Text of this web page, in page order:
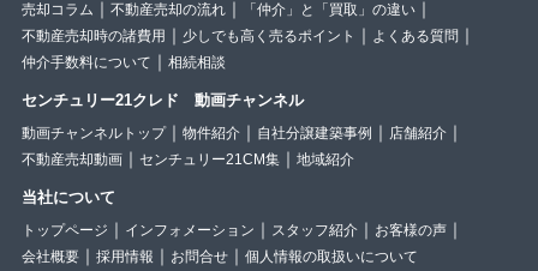
売却コラム
不動産売却の流れ
「仲介」と「買取」の違い
不動産売却時の諸費用
少しでも高く売るポイント
よくある質問
仲介手数料について
相続相談
センチュリー21クレド 動画チャンネル
動画チャンネルトップ 物件紹介 自社分譲建築事例
店舗紹介
不動産売却動画
センチュリー21CM集 地域紹介
当社について
トップページ インフォメーション スタッフ紹介
お客様の声
会社概要
採用情報 お問合せ 個人情報の取扱いについて